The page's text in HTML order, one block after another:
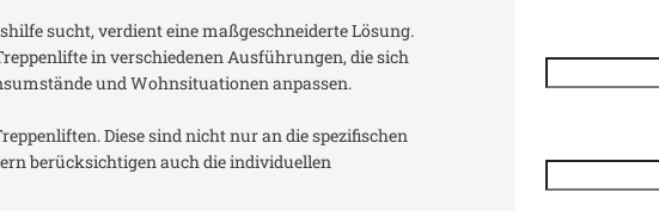
sucht, verdient eine maßgeschneiderte Lösung.
in verschiedenen Ausführungen, die sich
und Wohnsituationen anpassen.
Diese sind nicht nur an die spezifischen
berücksichtigen auch die individuellen